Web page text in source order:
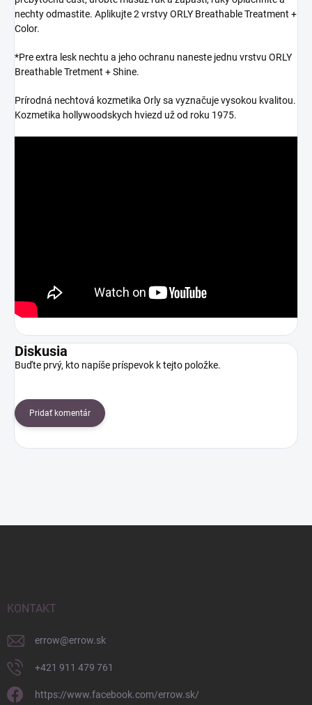
nechty odmastite. Aplikujte 2 vrstvy ORLY Breathable Treatment +
Color.
*Pre extra lesk nechtu a jeho ochranu naneste jednu vrstvu ORLY
Breathable Tretment + Shine.
Prírodná nechtová kozmetika Orly sa vyznačuje vysokou kvalitou.
Kozmetika hollywoodskych hviezd už od roku 1975.
Diskusia
Buďte prvý, kto napíše príspevok k tejto položke.
Pridať komentár
KONTAKT
errow@errow.sk
+421 911 479 761
https://www.facebook.com/errow.sk/